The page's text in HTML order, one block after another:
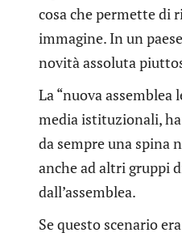
cosa che permette di
immagine. In un
novità assoluta
La “nuova
media istituzionali,
da sempre una spina
anche ad altri gruppi
dall’assemblea.
Se questo scenario